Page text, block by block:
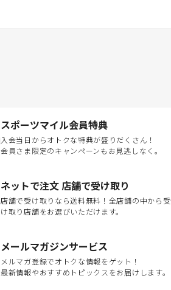
スポーツマイル会員特典
入会当日からオトクな特典が盛りだくさん！
会員さま限定のキャンペーンもお見逃しなく。
ネットで注文 店舗で受け取り
店舗で受け取りなら送料無料！全店舗の中から受
け取り店舗をお選びいただけます。
メールマガジンサービス
メルマガ登録でオトクな情報をゲット！
最新情報やおすすめトピックスをお届けします。